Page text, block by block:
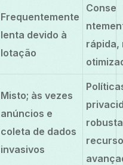
Frequentemente
lenta devido à
lotação
Conse
rápida,
Misto; às vezes
anúncios e
coleta de dados
invasivos